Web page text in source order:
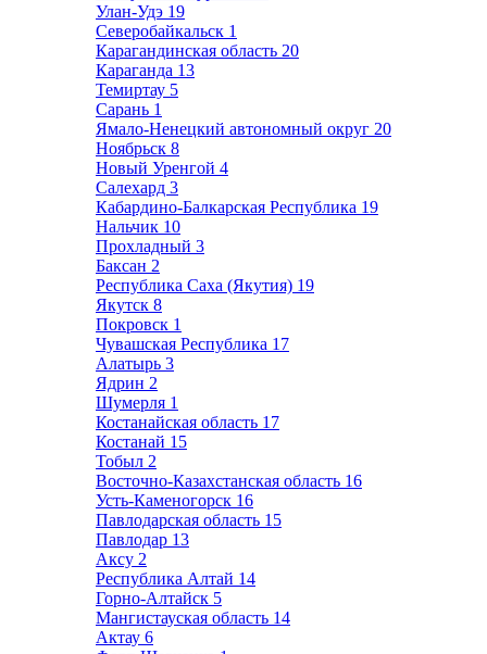
Улан-Удэ 19
Северобайкальск 1
Карагандинская область 20
Караганда 13
Темиртау 5
Сарань 1
Ямало-Ненецкий автономный округ 20
Ноябрьск 8
Новый Уренгой 4
Салехард 3
Кабардино-Балкарская Республика 19
Нальчик 10
Прохладный 3
Баксан 2
Республика Саха (Якутия) 19
Якутск 8
Покровск 1
Чувашская Республика 17
Алатырь 3
Ядрин 2
Шумерля 1
Костанайская область 17
Костанай 15
Тобыл 2
Восточно-Казахстанская область 16
Усть-Каменогорск 16
Павлодарская область 15
Павлодар 13
Аксу 2
Республика Алтай 14
Горно-Алтайск 5
Мангистауская область 14
Актау 6